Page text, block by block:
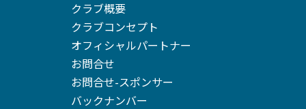
クラブ概要
クラブコンセプト
オフィシャルパートナー
お問合せ
お問合せ-スポンサー
バックナンバー